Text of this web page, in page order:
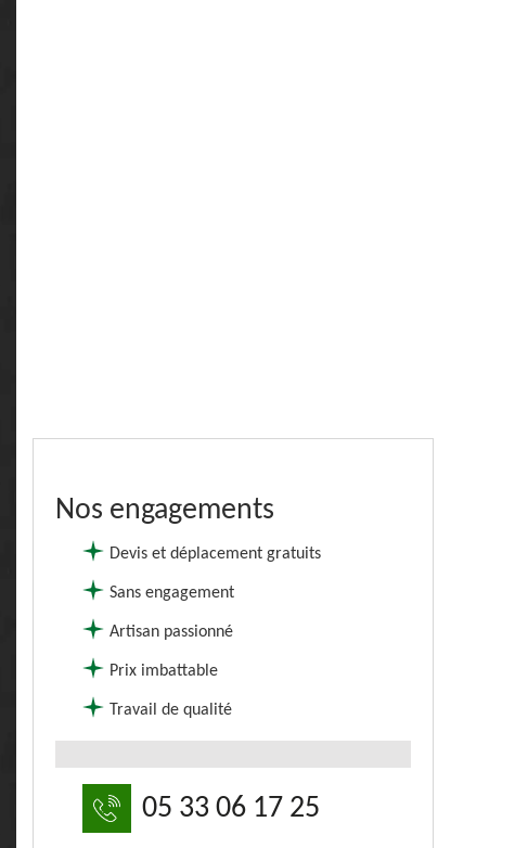
Nos engagements
Devis et déplacement gratuits
Sans engagement
Artisan passionné
Prix imbattable
Travail de qualité
05 33 06 17 25